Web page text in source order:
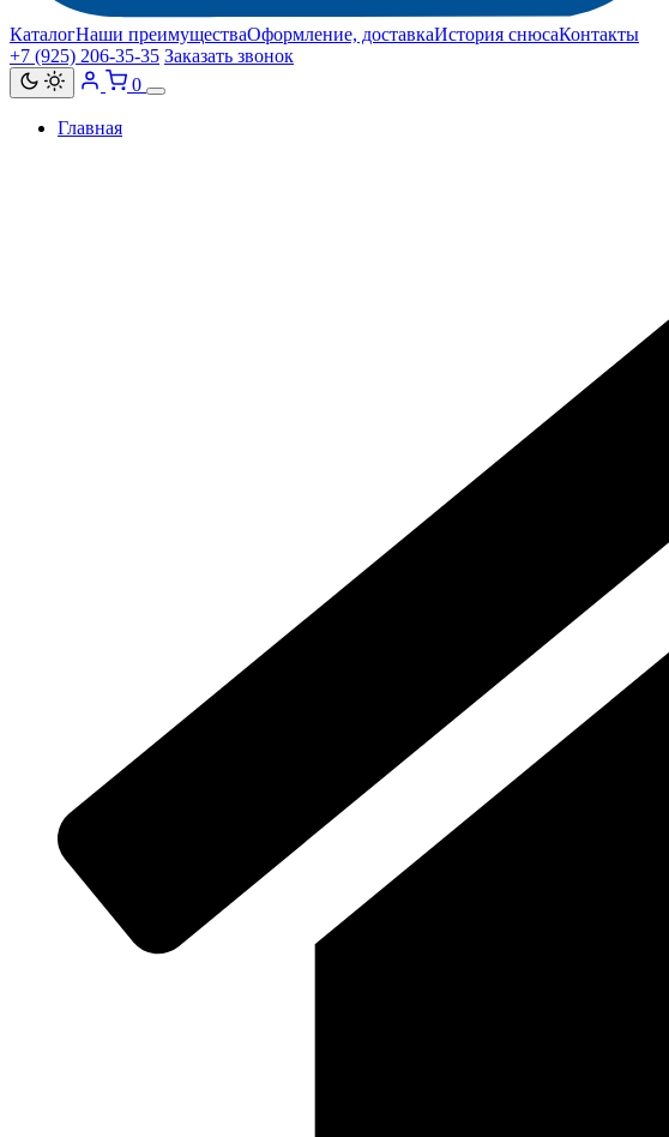
КаталогНаши преимуществаОформление, доставкаИстория снюсаКонтакты
+7 (925) 206‑35‑35 Заказать звонок
0
Главная